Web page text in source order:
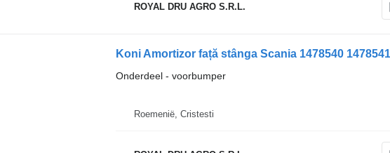
ROYAL DRU AGRO S.R.L.
Onderdeel - voorbumper
Roemenië, Cristesti